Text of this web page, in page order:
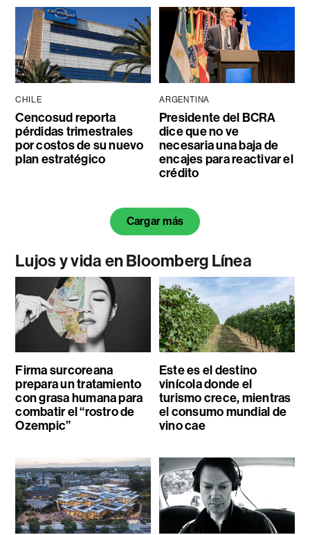
CHILE
Cencosud reporta
pérdidas trimestrales
por costos de su nuevo
plan estratégico
ARGENTINA
Presidente del BCRA
dice que no ve
necesaria una baja de
encajes para reactivar el
crédito
Cargar más
Lujos y vida en Bloomberg Línea
Firma surcoreana
prepara un tratamiento
con grasa humana para
combatir el “rostro de
Ozempic”
Este es el destino
vinícola donde el
turismo crece, mientras
el consumo mundial de
vino cae